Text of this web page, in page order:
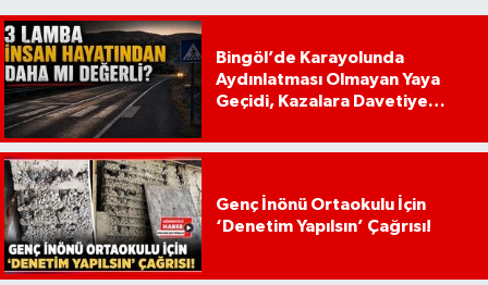
Bingöl’de Karayolunda
Aydınlatması Olmayan Yaya
Geçidi, Kazalara Davetiye
Genç İnönü Ortaokulu İçin
‘Denetim Yapılsın’ Çağrısı!